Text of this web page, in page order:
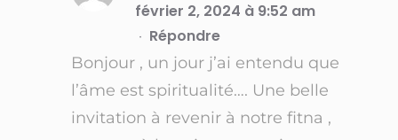
février 2, 2024 à 9:52 am
· Répondre
Bonjour , un jour j’ai entendu que
l’âme est spiritualité…. Une belle
invitation à revenir à notre fitna ,